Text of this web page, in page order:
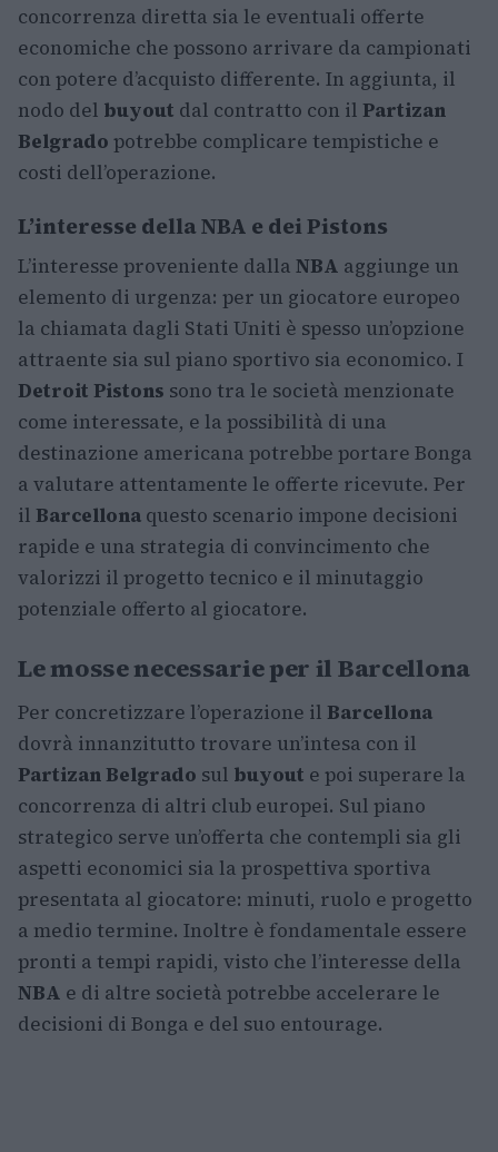
concorrenza diretta sia le eventuali offerte
economiche che possono arrivare da campionati
con potere d’acquisto differente. In aggiunta, il
nodo del buyout dal contratto con il Partizan
Belgrado potrebbe complicare tempistiche e
costi dell’operazione.
L’interesse della NBA e dei Pistons
L’interesse proveniente dalla NBA aggiunge un
elemento di urgenza: per un giocatore europeo
la chiamata dagli Stati Uniti è spesso un’opzione
attraente sia sul piano sportivo sia economico. I
Detroit Pistons sono tra le società menzionate
come interessate, e la possibilità di una
destinazione americana potrebbe portare Bonga
a valutare attentamente le offerte ricevute. Per
il Barcellona questo scenario impone decisioni
rapide e una strategia di convincimento che
valorizzi il progetto tecnico e il minutaggio
potenziale offerto al giocatore.
Le mosse necessarie per il Barcellona
Per concretizzare l’operazione il Barcellona
dovrà innanzitutto trovare un’intesa con il
Partizan Belgrado sul buyout e poi superare la
concorrenza di altri club europei. Sul piano
strategico serve un’offerta che contempli sia gli
aspetti economici sia la prospettiva sportiva
presentata al giocatore: minuti, ruolo e progetto
a medio termine. Inoltre è fondamentale essere
pronti a tempi rapidi, visto che l’interesse della
NBA e di altre società potrebbe accelerare le
decisioni di Bonga e del suo entourage.